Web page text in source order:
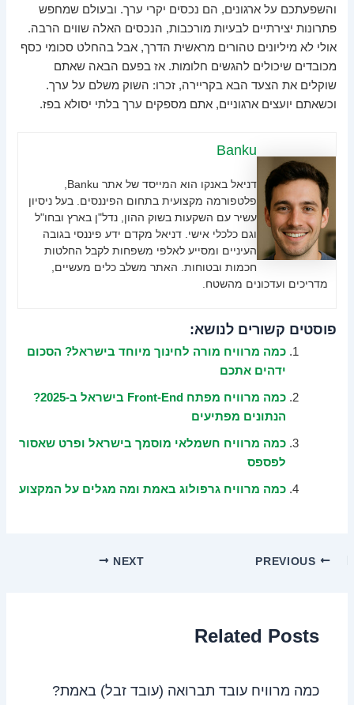
והשפעתכם על ארגונים, הם נכסים יקרי ערך. ובעולם שמחפש
פתרונות יצירתיים לבעיות מורכבות, הנכסים האלה שווים הרבה.
אולי לא מיליונים טהורים מראשית הדרך, אבל בהחלט סכומי כסף
מכובדים שיכולים להגשים חלומות. אז בפעם הבאה שאתם
שוקלים את הצעד הבא בקריירה, זכרו: השוק משלם על ערך.
וכשאתם יועצים ארגוניים, אתם מספקים ערך בלתי יסולא בפז.
Banku
פלטפורמה מקצועית בתחום הפיננסים. בעל ניסיון
עשיר עם השקעות בשוק ההון, נדל"ן בארץ ובחו"ל
וגם כלכלי אישי. דניאל מקדם ידע פיננסי בגובה
העיניים ומסייע לאלפי משפחות לקבל החלטות
חכמות ובטוחות. האתר משלב כלים מעשיים,
מדריכים ועדכונים מהשטח.
פוסטים קשורים לנושא:
כמה מרוויח מורה לחינוך מיוחד בישראל? הסכום
ידהים אתכם
כמה מרוויח מפתח Front-End בישראל ב-2025?
הנתונים מפתיעים
כמה מרוויח חשמלאי מוסמך בישראל ופרט שאסור
לפספס
כמה מרוויח גרפולוג באמת ומה מגלים על המקצוע
NEXT
Related Posts
כמה מרוויח עובד תברואה (עובד זבל) באמת?